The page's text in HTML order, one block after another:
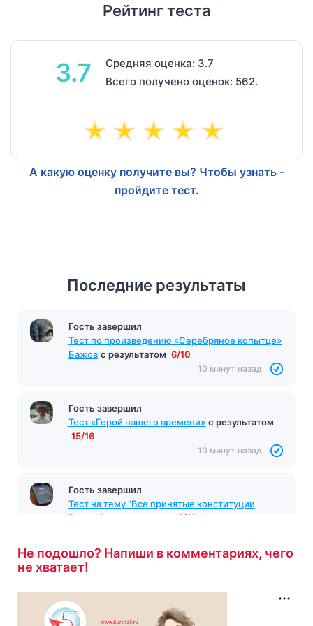
Рейтинг теста
3.7
Средняя оценка: 3.7
Всего получено оценок: 562.
А какую оценку получите вы? Чтобы узнать -
пройдите тест.
Последние результаты
Гость завершил
Тест по произведению «Серебряное копытце»
Бажов с результатом 6/10
10 минут назад
Гость завершил
Тест «Герой нашего времени» с результатом
15/16
10 минут назад
Гость завершил
Тест на тему "Все принятые конституции
России"
6/10
Не подошло? Напиши в комментариях, чего
не хватает!